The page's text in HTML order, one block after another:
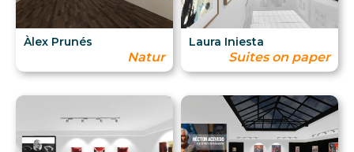
Àlex Prunés
Natur
Laura Iniesta
Suites on paper